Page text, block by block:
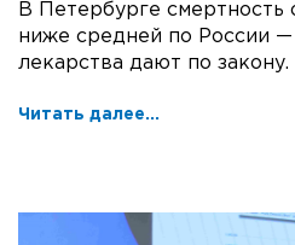
В Петербурге смертность
ниже средней по России —
лекарства дают по закону.
Читать далее...